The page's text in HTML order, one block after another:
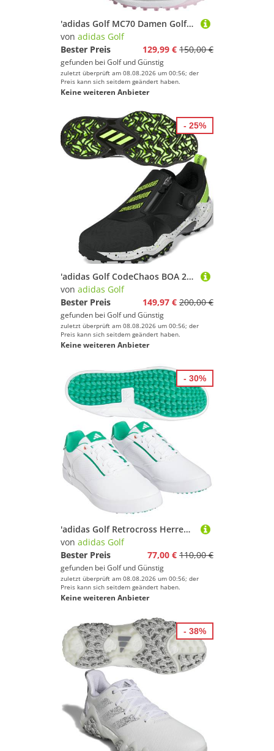
'adidas Golf MC70 Damen Golfschuh weiss/silber'
von adidas Golf
Bester Preis
129,99 € 150,00 €
gefunden bei Golf und Günstig
zuletzt überprüft am 08.08.2026 um 00:56; der
Preis kann sich seitdem geändert haben.
Keine weiteren Anbieter
'adidas Golf CodeChaos BOA 25 Herren Golfschuh schwarz'
von adidas Golf
Bester Preis
149,97 € 200,00 €
gefunden bei Golf und Günstig
zuletzt überprüft am 08.08.2026 um 00:56; der
Preis kann sich seitdem geändert haben.
Keine weiteren Anbieter
- 25%
'adidas Golf Retrocross Herren Golfschuh weiss/grÃ¼n'
von adidas Golf
Bester Preis
77,00 € 110,00 €
gefunden bei Golf und Günstig
zuletzt überprüft am 08.08.2026 um 00:56; der
Preis kann sich seitdem geändert haben.
Keine weiteren Anbieter
- 30%
- 38%